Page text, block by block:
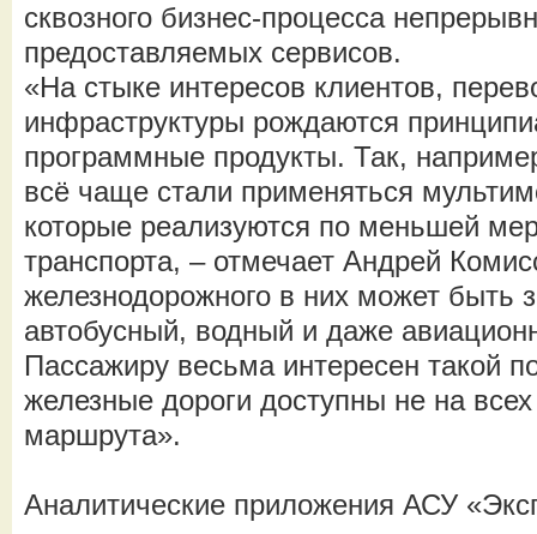
сквозного бизнес-процесса
предоставляемых сервисов.
«На стыке интересов клиентов,
инфраструктуры рождаются
программные продукты. Так,
всё чаще стали применяться
которые реализуются по меньшей
транспорта, – отмечает Андрей
железнодорожного в них может быть
автобусный, водный и даже
Пассажиру весьма интересен такой
железные дороги доступны не на всех
маршрута».
Аналитические приложения АСУ